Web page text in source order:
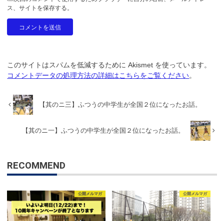
ス、サイトを保存する。
このサイトはスパムを低減するために Akismet を使っています。
コメントデータの処理方法の詳細はこちらをご覧ください。
【其のニ三】ふつうの中学生が全国２位になったお話。
【其のニ一】ふつうの中学生が全国２位になったお話。
RECOMMEND
公開メルマガ 公開メルマガ